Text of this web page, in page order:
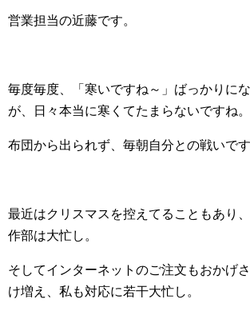
営業担当の近藤です。
毎度毎度、「寒いですね～」ばっかりに
が、日々本当に寒くてたまらないですね。
布団から出られず、毎朝自分との戦いです
最近はクリスマスを控えてることもあり
作部は大忙し。
そしてインターネットのご注文もおかげ
け増え、私も対応に若干大忙し。